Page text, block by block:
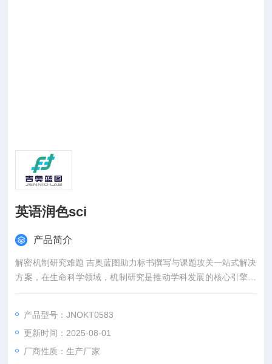
英语润色sci
产品简介
解密机制研究难题 吉奥蓝图助力标书撰写与课题攻关一站式解决
方案，在生命科学领域，机制研究是推动学科发展的核心引擎。
然而，从创新课题设计到高质量标书撰写，从复杂实验实施到科
困难、成果转化乏力。吉奥蓝图（JENNIO-LAB）依托全链式科
研平台与十年深耕经验，推出"机制研究课题全周期赋能计划"，
为科研工作者提供从理论创新到数据落地的完整解决方案。
产品型号：JNOKT0583
更新时间：2025-08-01
厂商性质：生产厂家